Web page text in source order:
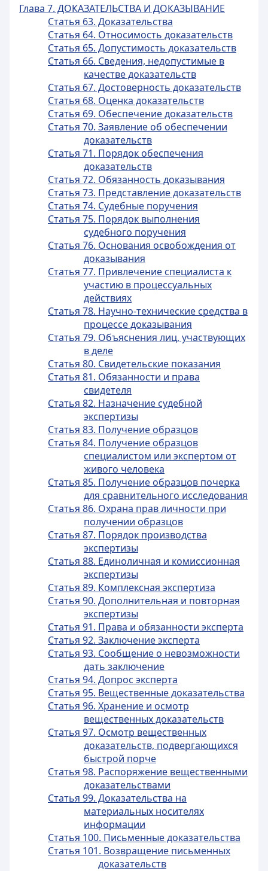
Глава 7. ДОКАЗАТЕЛЬСТВА И ДОКАЗЫВАНИЕ
Статья 63. Доказательства
Статья 64. Относимость доказательств
Статья 65. Допустимость доказательств
Статья 66. Сведения, недопустимые в
качестве доказательств
Статья 67. Достоверность доказательств
Статья 68. Оценка доказательств
Статья 69. Обеспечение доказательств
Статья 70. Заявление об обеспечении
доказательств
Статья 71. Порядок обеспечения
доказательств
Статья 72. Обязанность доказывания
Статья 73. Представление доказательств
Статья 74. Судебные поручения
Статья 75. Порядок выполнения
судебного поручения
Статья 76. Основания освобождения от
доказывания
Статья 77. Привлечение специалиста к
участию в процессуальных
действиях
Статья 78. Научно-технические средства в
процессе доказывания
Статья 79. Объяснения лиц, участвующих
в деле
Статья 80. Свидетельские показания
Статья 81. Обязанности и права
свидетеля
Статья 82. Назначение судебной
экспертизы
Статья 83. Получение образцов
Статья 84. Получение образцов
специалистом или экспертом от
живого человека
Статья 85. Получение образцов почерка
для сравнительного исследования
Статья 86. Охрана прав личности при
получении образцов
Статья 87. Порядок производства
экспертизы
Статья 88. Единоличная и комиссионная
экспертизы
Статья 89. Комплексная экспертиза
Статья 90. Дополнительная и повторная
экспертизы
Статья 91. Права и обязанности эксперта
Статья 92. Заключение эксперта
Статья 93. Сообщение о невозможности
дать заключение
Статья 94. Допрос эксперта
Статья 95. Вещественные доказательства
Статья 96. Хранение и осмотр
вещественных доказательств
Статья 97. Осмотр вещественных
доказательств, подвергающихся
быстрой порче
Статья 98. Распоряжение вещественными
доказательствами
Статья 99. Доказательства на
материальных носителях
информации
Статья 100. Письменные доказательства
Статья 101. Возвращение письменных
доказательств